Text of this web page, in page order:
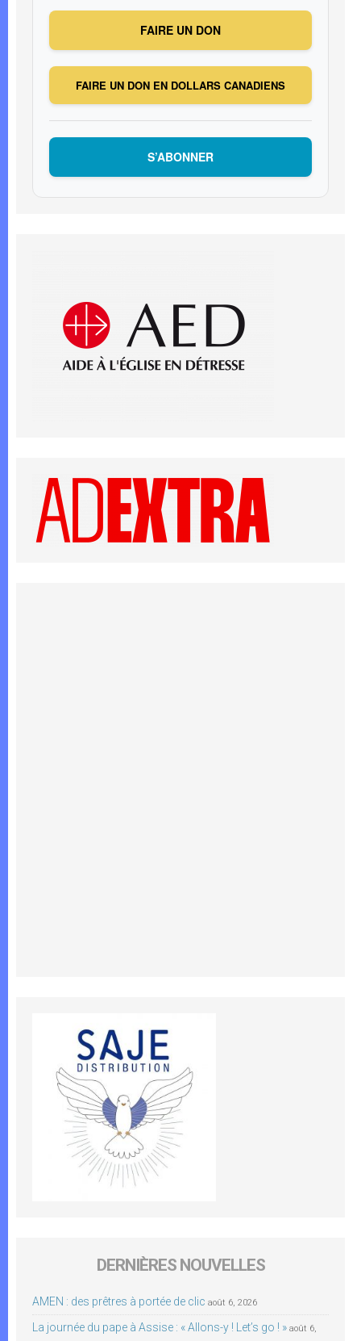
FAIRE UN DON
FAIRE UN DON EN DOLLARS CANADIENS
S’ABONNER
DERNIÈRES NOUVELLES
AMEN : des prêtres à portée de clic août 6, 2026
La journée du pape à Assise : « Allons-y ! Let’s go ! » août 6,